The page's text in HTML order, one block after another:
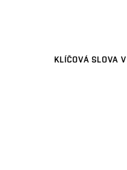
KLÍČOVÁ SLOVA